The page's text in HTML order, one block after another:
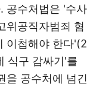
공수처법은 '수사
위공직자범죄 혐
이첩해야 한다'(2
식구 감싸기'를
을 공수처에 넘긴